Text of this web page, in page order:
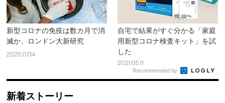
新型コロナの免疫は数カ月で消
滅か、ロンドン大新研究
2020.07.14
自宅で結果がすぐ分かる「家庭
用新型コロナ検査キット」を試
した
2021.05.11
Recommended by
新着ストーリー